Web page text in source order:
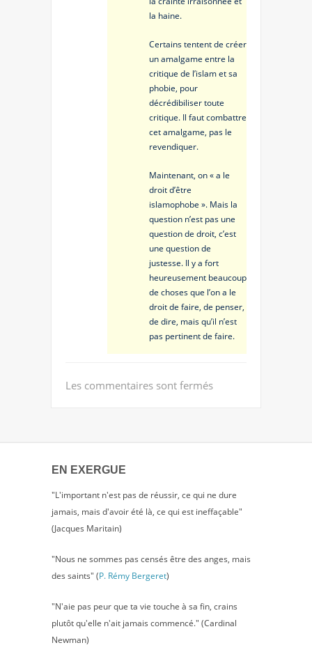
la haine.
Certains tentent de créer
un amalgame entre la
critique de l’islam et sa
phobie, pour
décrédibiliser toute
critique. Il faut combattre
cet amalgame, pas le
revendiquer.
Maintenant, on « a le
droit d’être
islamophobe ». Mais la
question n’est pas une
question de droit, c’est
une question de
justesse. Il y a fort
heureusement beaucoup
de choses que l’on a le
droit de faire, de penser,
de dire, mais qu’il n’est
pas pertinent de faire.
Les commentaires sont fermés
EN EXERGUE
"L'important n'est pas de réussir, ce qui ne dure
jamais, mais d'avoir été là, ce qui est ineffaçable"
(Jacques Maritain)
"Nous ne sommes pas censés être des anges, mais
des saints" (P. Rémy Bergeret)
"N'aie pas peur que ta vie touche à sa fin, crains
plutôt qu'elle n'ait jamais commencé." (Cardinal
Newman)